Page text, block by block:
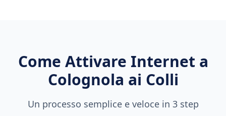
Come Attivare Internet a
Colognola ai Colli
Un processo semplice e veloce in 3 step